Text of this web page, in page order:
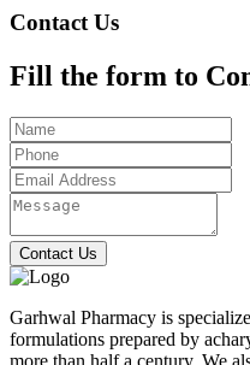
Contact Us
Fill the form to
Contact Us
Garhwal Pharmacy is
formulations prepared by
more than half a century. We